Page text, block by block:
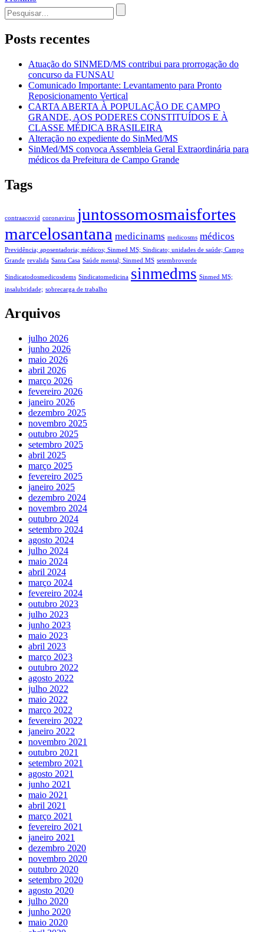
de
Post
Procurar
por:
Posts recentes
Atuação do SINMED/MS contribui para prorrogação do
concurso da FUNSAU
Comunicado Importante: Levantamento para Pronto
Reposicionamento Vertical
CARTA ABERTA À POPULAÇÃO DE CAMPO
GRANDE, AOS PODERES CONSTITUÍDOS E À
CLASSE MÉDICA BRASILEIRA
Alteração no expediente do SinMed/MS
SinMed/MS convoca Assembleia Geral Extraordinária para
médicos da Prefeitura de Campo Grande
Tags
contraacovid coronavirus juntossomosmaisfortes
marcelosantana medicinams medicosms médicos
Previdência; aposentadoria; médicos; Sinmed MS; Sindicato; unidades de saúde; Campo
Grande revalida Santa Casa Saúde mental; Sinmed MS setembroverde
Sindicatodosmedicosdems Sindicatomedicina sinmedms Sinmed MS;
insalubridade; sobrecarga de trabalho
Arquivos
julho 2026
junho 2026
maio 2026
abril 2026
março 2026
fevereiro 2026
janeiro 2026
dezembro 2025
novembro 2025
outubro 2025
setembro 2025
abril 2025
março 2025
fevereiro 2025
janeiro 2025
dezembro 2024
novembro 2024
outubro 2024
setembro 2024
agosto 2024
julho 2024
maio 2024
abril 2024
março 2024
fevereiro 2024
outubro 2023
julho 2023
junho 2023
maio 2023
abril 2023
março 2023
outubro 2022
agosto 2022
julho 2022
maio 2022
março 2022
fevereiro 2022
janeiro 2022
novembro 2021
outubro 2021
setembro 2021
agosto 2021
junho 2021
maio 2021
abril 2021
março 2021
fevereiro 2021
janeiro 2021
dezembro 2020
novembro 2020
outubro 2020
setembro 2020
agosto 2020
julho 2020
junho 2020
maio 2020